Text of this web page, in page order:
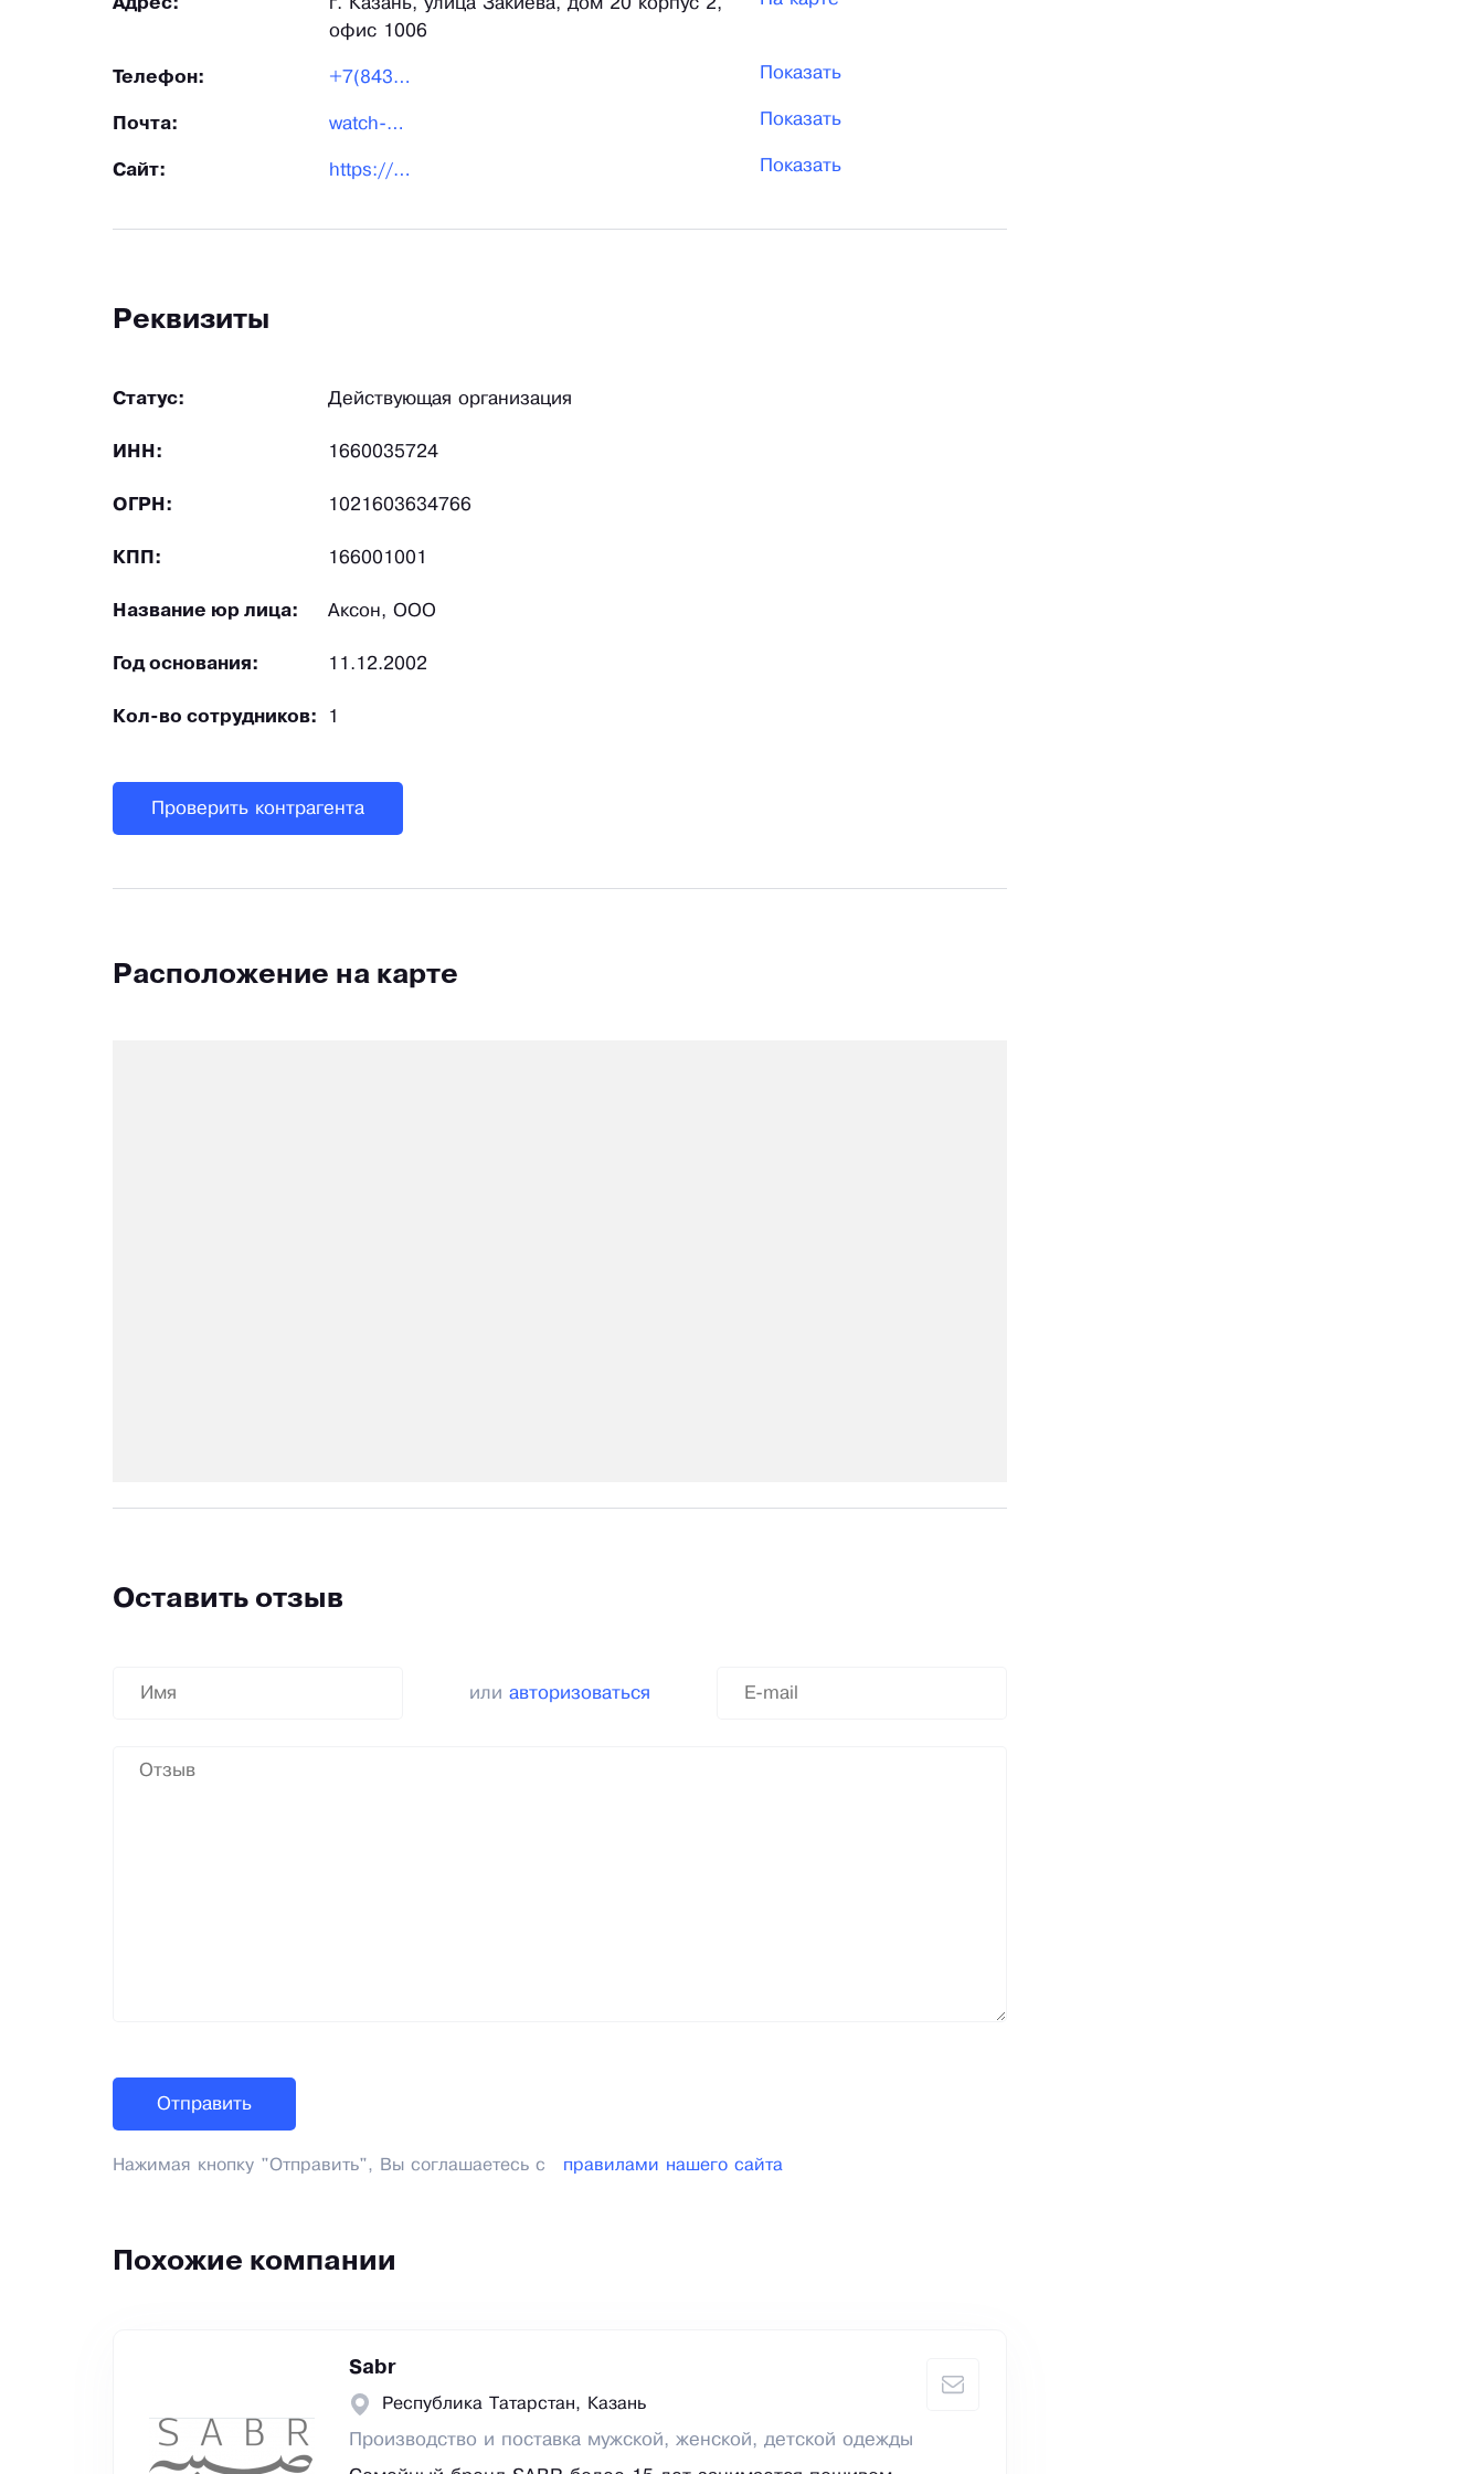
Адрес:
г. Казань, улица Закиева, дом 20 корпус 2,
офис 1006
Телефон: +7(843)21-66-5-33 Показать
Почта: watch-straps@yandex.ru Показать
Сайт: https://lerman-ws.ru/ Показать
Реквизиты
Статус: Действующая организация
ИНН: 1660035724
ОГРН: 1021603634766
КПП: 166001001
Название юр лица: Аксон, ООО
Год основания: 11.12.2002
Кол-во сотрудников: 1
Проверить контрагента
Расположение на карте
Оставить отзыв
или авторизоваться
Нажимая кнопку "Отправить", Вы соглашаетесь с правилами нашего сайта
Похожие компании
Sabr
Республика Татарстан, Казань
Производство и поставка мужской, женской, детской одежды